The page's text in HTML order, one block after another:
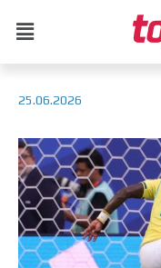
25.06.2026